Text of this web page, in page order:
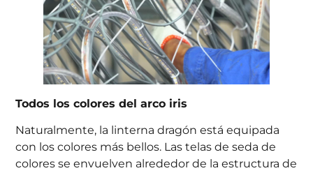
Todos los colores del arco iris
Naturalmente, la linterna dragón está equipada
con los colores más bellos. Las telas de seda de
colores se envuelven alrededor de la estructura de